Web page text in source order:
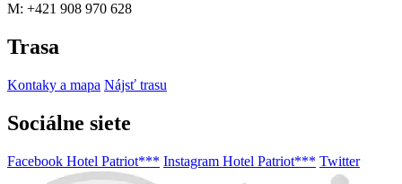
M: +421 908 970 628
Trasa
Kontaky a mapa Nájsť trasu
Sociálne siete
Facebook Hotel Patriot*** Instagram Hotel Patriot*** Twitter